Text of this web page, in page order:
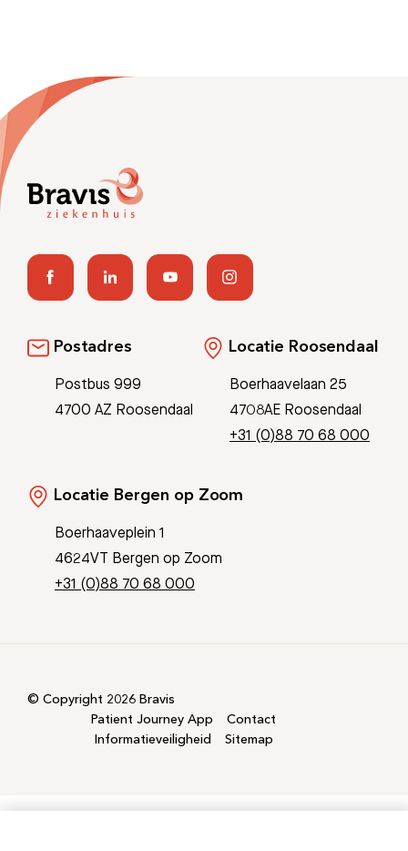
Postadres
Postbus 999
4700 AZ Roosendaal
Locatie Roosendaal
Boerhaavelaan 25
4708AE Roosendaal
+31 (0)88 70 68 000
Locatie Bergen op Zoom
Boerhaaveplein 1
4624VT Bergen op Zoom
+31 (0)88 70 68 000
© Copyright 2026 Bravis
Patient Journey App
Contact
Informatieveiligheid
Sitemap